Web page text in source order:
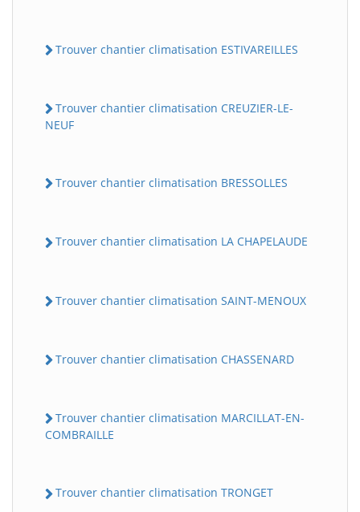
Trouver chantier climatisation ESTIVAREILLES
Trouver chantier climatisation CREUZIER-LE-
NEUF
Trouver chantier climatisation BRESSOLLES
Trouver chantier climatisation LA CHAPELAUDE
Trouver chantier climatisation SAINT-MENOUX
Trouver chantier climatisation CHASSENARD
Trouver chantier climatisation MARCILLAT-EN-
COMBRAILLE
Trouver chantier climatisation TRONGET